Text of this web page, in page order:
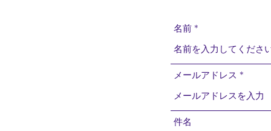
名前
メールアドレス
件名